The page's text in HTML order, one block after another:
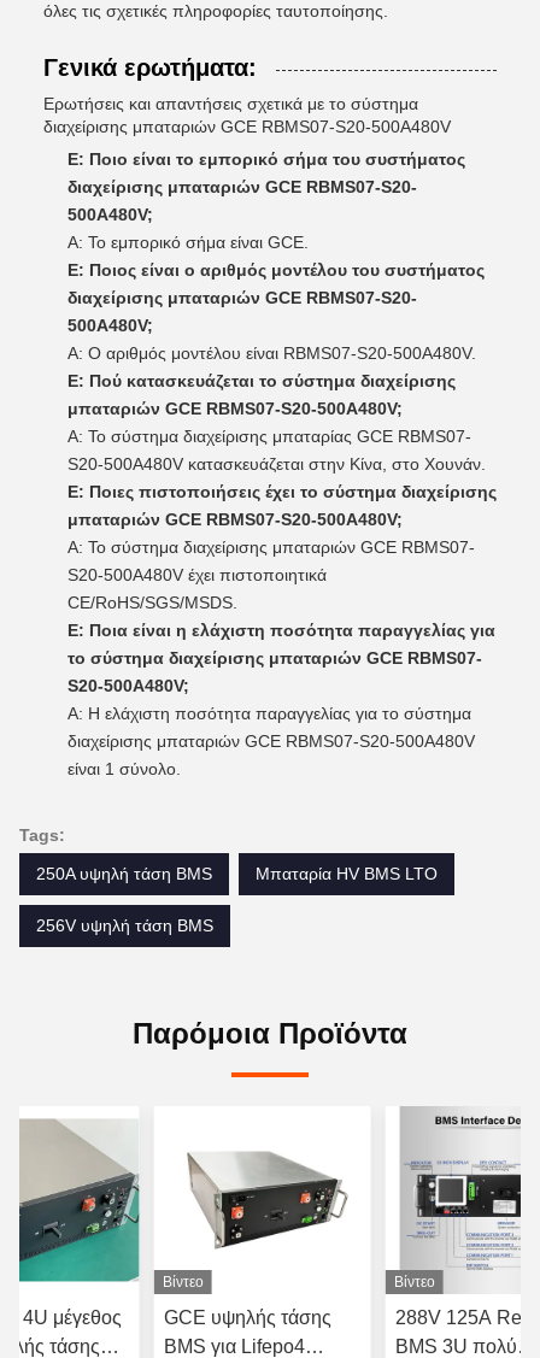
όλες τις σχετικές πληροφορίες ταυτοποίησης.
Γενικά ερωτήματα:
Ερωτήσεις και απαντήσεις σχετικά με το σύστημα
διαχείρισης μπαταριών GCE RBMS07-S20-500A480V
Ε: Ποιο είναι το εμπορικό σήμα του συστήματος
διαχείρισης μπαταριών GCE RBMS07-S20-
500A480V;
Α: Το εμπορικό σήμα είναι GCE.
Ε: Ποιος είναι ο αριθμός μοντέλου του συστήματος
διαχείρισης μπαταριών GCE RBMS07-S20-
500A480V;
Α: Ο αριθμός μοντέλου είναι RBMS07-S20-500A480V.
Ε: Πού κατασκευάζεται το σύστημα διαχείρισης
μπαταριών GCE RBMS07-S20-500A480V;
Α: Το σύστημα διαχείρισης μπαταρίας GCE RBMS07-
S20-500A480V κατασκευάζεται στην Κίνα, στο Χουνάν.
Ε: Ποιες πιστοποιήσεις έχει το σύστημα διαχείρισης
μπαταριών GCE RBMS07-S20-500A480V;
Α: Το σύστημα διαχείρισης μπαταριών GCE RBMS07-
S20-500A480V έχει πιστοποιητικά
CE/RoHS/SGS/MSDS.
Ε: Ποια είναι η ελάχιστη ποσότητα παραγγελίας για
το σύστημα διαχείρισης μπαταριών GCE RBMS07-
S20-500A480V;
Α: Η ελάχιστη ποσότητα παραγγελίας για το σύστημα
διαχείρισης μπαταριών GCE RBMS07-S20-500A480V
είναι 1 σύνολο.
Tags:
250A υψηλή τάση BMS
Μπαταρία HV BMS LTO
256V υψηλή τάση BMS
Παρόμοια Προϊόντα
4U μέγεθος
τάσης
Βίντεο
GCE υψηλής τάσης
BMS για Lifepo4
Βίντεο
288V 125A
BMS 3U πολύ